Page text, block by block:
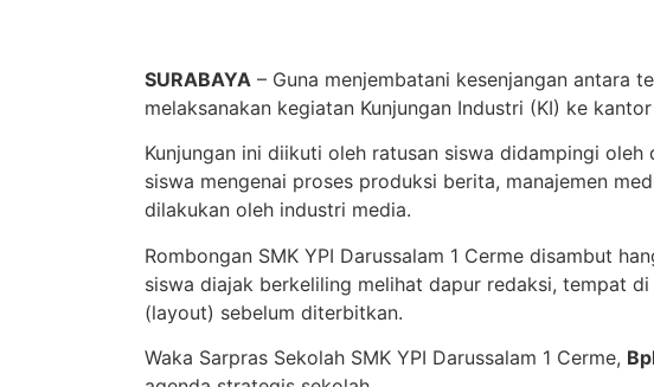
SURABAYA – Guna menjembatani kesenjangan antara
melaksanakan kegiatan Kunjungan Industri (KI) ke
Kunjungan ini diikuti oleh ratusan siswa didampingi
siswa mengenai proses produksi berita, manajemen
dilakukan oleh industri media.
Rombongan SMK YPI Darussalam 1 Cerme disambut
siswa diajak berkeliling melihat dapur redaksi, tempat
(layout) sebelum diterbitkan.
Waka Sarpras Sekolah SMK YPI Darussalam 1 Cerme,